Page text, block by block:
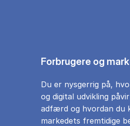
Forbrugere og
Du er nysgerrig på,
og digital udvikling
adfærd og hvordan du
markedets fremtidige